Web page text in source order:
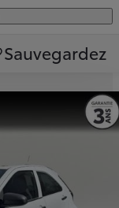
Sauvegardez